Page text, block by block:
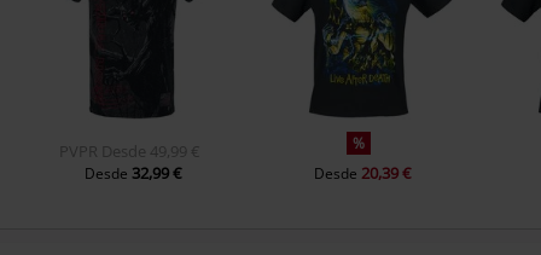
PVPR Desde 49,99 €
Desde 32,99 €
%
Desde 20,39 €